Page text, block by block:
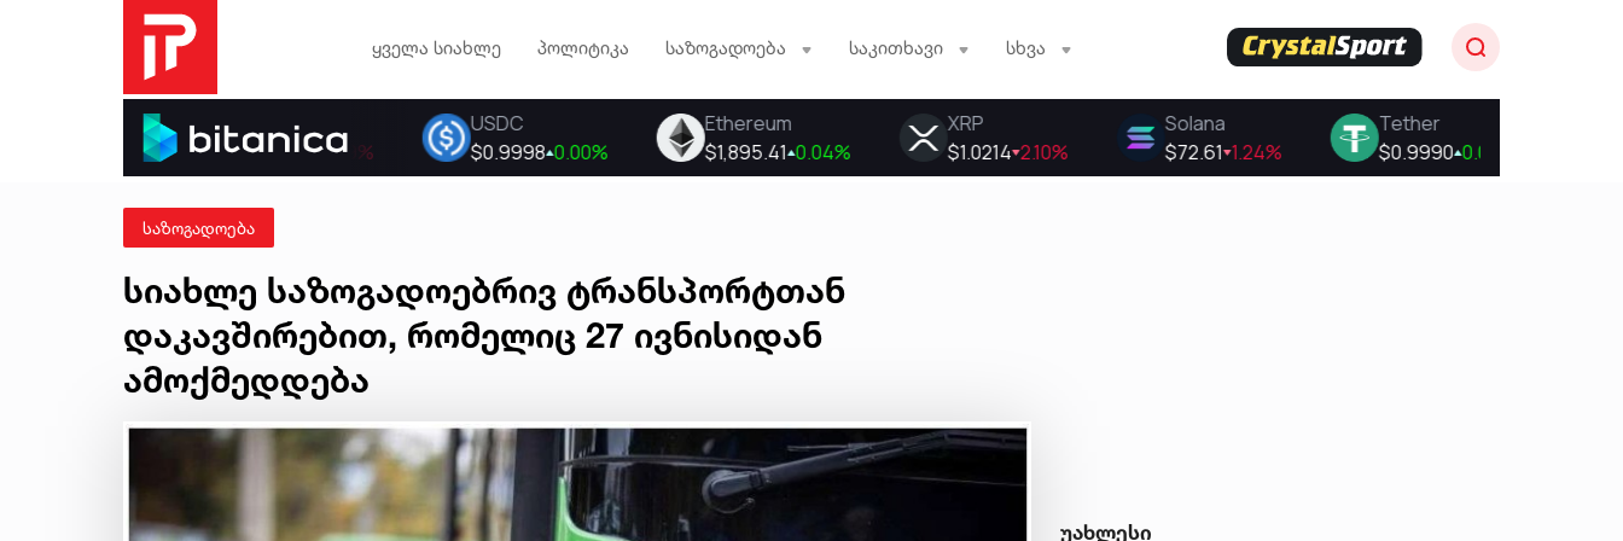
ყველა სიახლე პოლიტიკა საზოგადოება საკითხავი სხვა
საზოგადოება
სიახლე საზოგადოებრივ ტრანსპორტთან
დაკავშირებით, რომელიც 27 ივნისიდან
ამოქმედდება
უახლესი